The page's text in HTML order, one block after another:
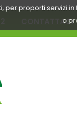
per proporti servizi
o
CONTATTACI